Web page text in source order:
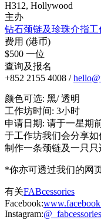
H312, Hollywood
主办
钻石颈链及珍珠介指工
费用 (港币)
$500 一位
查询及报名
+852 2155 4008 /
颜色可选: 黑/ 透明
工作坊时间: 3小时
申请日期: 请于一星期
于工作坊我们会分享如
制作一条颈链及一只只
*你亦可透过我们的网
有关FABcessories
Facebook:
Instagram:@_fabcessories_